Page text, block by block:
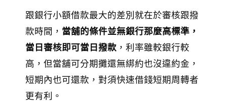
跟銀行小額借款最大的差別就在於審核跟撥
款時間， 當舖的條件並無銀行那麼高標準，
當日審核即可當日撥款 ，利率雖較銀行較
高，但當舖可分期攤還無綁約也沒違約金，
短期內也可還款，對須快速借錢短期周轉者
更有利。